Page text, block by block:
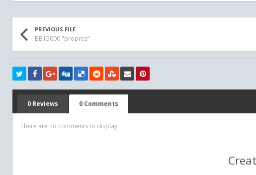
PREVIOUS FILE
BB15000 "propres"
0 Reviews 0 Comments
There are no comments to display.